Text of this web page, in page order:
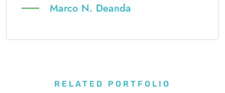
Marco N. Deanda
RELATED PORTFOLIO